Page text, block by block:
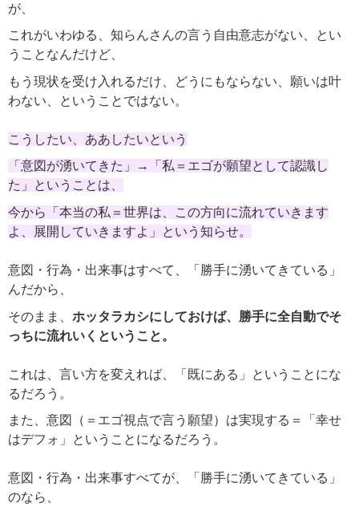
が、
これがいわゆる、知らんさんの言う自由意志がない、とい
うことなんだけど、
もう現状を受け入れるだけ、どうにもならない、願いは叶
わない、ということではない。
こうしたい、ああしたいという
「意図が湧いてきた」→「私＝エゴが願望として認識し
た」ということは、
今から「本当の私＝世界は、この方向に流れていきます
よ、展開していきますよ」という知らせ。
意図・行為・出来事はすべて、「勝手に湧いてきている」
んだから、
そのまま、 ホッタラカシにしておけば、勝手に全自動でそ
っちに流れいくということ。
これは、言い方を変えれば、「既にある」ということにな
るだろう。
また、意図（＝エゴ視点で言う願望）は実現する＝「幸せ
はデフォ」ということになるだろう。
意図・行為・出来事すべてが、「勝手に湧いてきている」
のなら、